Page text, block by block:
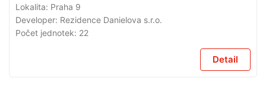
Lokalita: Praha 9
Developer: Rezidence Danielova s.r.o.
Počet jednotek: 22
Detail